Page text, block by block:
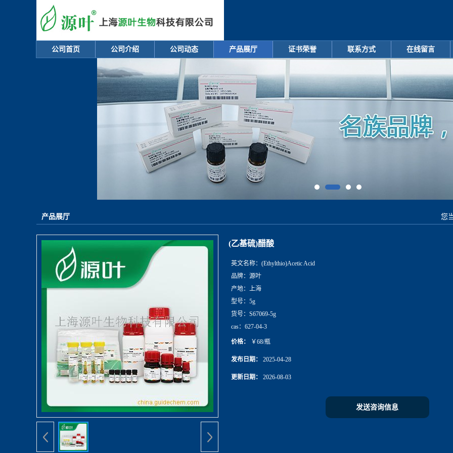
公司首页 公司介绍 公司动态 产品展厅 证书荣誉 联系方式 在线留言
产品展厅 您
(乙基硫)醋酸
英文名称： (Ethylthio)Acetic Acid
品牌： 源叶
产地： 上海
型号： 5g
货号： S67069-5g
cas： 627-04-3
价格： ￥68/瓶
发布日期： 2025-04-28
更新日期： 2026-08-03
发送咨询信息